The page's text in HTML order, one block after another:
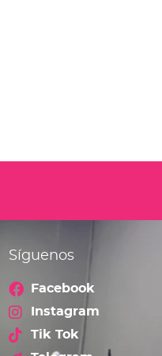
Síguenos
Facebook
Instagram
Tik Tok